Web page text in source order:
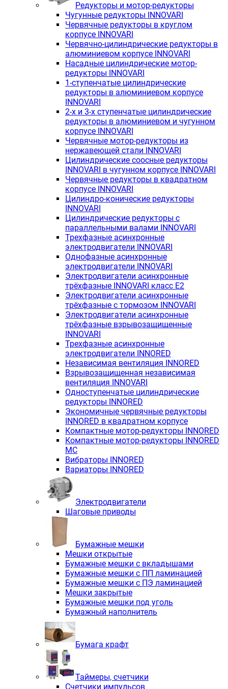
Редукторы и мотор-редукторы
Чугунные редукторы INNOVARI
Червячные редукторы в круглом
корпусе INNOVARI
Червячно-цилиндрические редукторы в
алюминиевом корпусе INNOVARI
Насадные цилиндрические мотор-
редукторы INNOVARI
1-ступенчатые цилиндрические
редукторы в алюминиевом корпусе
INNOVARI
2-х и 3-х ступенчатые цилиндрические
редукторы в алюминиевом и чугунном
корпусе INNOVARI
Червячные мотор-редукторы из
нержавеющей стали INNOVARI
Цилиндрические соосные редукторы
INNOVARI в чугунном корпусе INNOVARI
Червячные редукторы в квадратном
корпусе INNOVARI
Цилиндро-конические редукторы
INNOVARI
Цилиндрические редукторы с
параллельными валами INNOVARI
Трехфазные асинхронные
электродвигатели INNOVARI
Однофазные асинхронные
электродвигатели INNOVARI
Электродвигатели асинхронные
трёхфазные INNOVARI класс E2
Электродвигатели асинхронные
трёхфазные с тормозом INNOVARI
Электродвигатели асинхронные
трёхфазные взрывозащищенные
INNOVARI
Трехфазные асинхронные
электродвигатели INNORED
Независимая вентиляция INNORED
Взрывозащищенная независимая
вентиляция INNOVARI
Одноступенчатые цилиндрические
редукторы INNORED
Экономичные червячные редукторы
INNORED в квадратном корпусе
Компактные мотор-редукторы INNORED
Компактные мотор-редукторы INNORED
MC
Вибраторы INNORED
Вариаторы INNORED
Электродвигатели
Шаговые приводы
Бумажные мешки
Мешки открытые
Бумажные мешки с вкладышами
Бумажные мешки с ПП ламинацией
Бумажные мешки с ПЭ ламинацией
Мешки закрытые
Бумажные мешки под уголь
Бумажный наполнитель
Бумага крафт
Таймеры, счетчики
Счетчики импульсов